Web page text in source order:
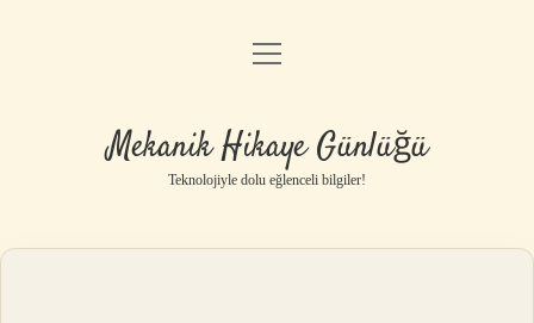
Anasayfa
Yasal Uyarı
menüyü
Mekanik Hikaye Günlüğü
Teknolojiyle dolu eğlenceli bilgiler!